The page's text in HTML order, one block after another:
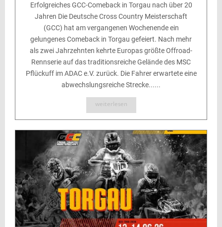
Erfolgreiches GCC-Comeback in Torgau nach über 20
Jahren Die Deutsche Cross Country Meisterschaft
(GCC) hat am vergangenen Wochenende ein
gelungenes Comeback in Torgau gefeiert. Nach mehr
als zwei Jahrzehnten kehrte Europas größte Offroad-
Rennserie auf das traditionsreiche Gelände des MSC
Pflückuff im ADAC e.V. zurück. Die Fahrer erwartete eine
abwechslungsreiche Strecke......
weiterlesen